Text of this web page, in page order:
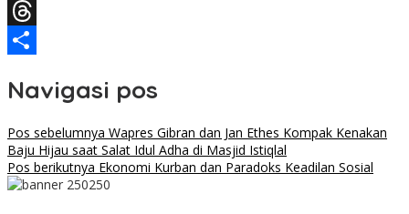
Facebook
Threads
Navigasi pos
Pos sebelumnya Wapres Gibran dan Jan Ethes Kompak Kenakan
Baju Hijau saat Salat Idul Adha di Masjid Istiqlal
Pos berikutnya Ekonomi Kurban dan Paradoks Keadilan Sosial